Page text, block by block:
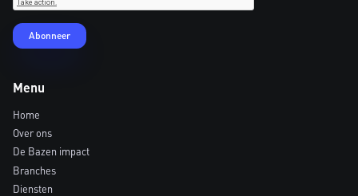
Menu
Home
Over ons
De Bazen impact
Branches
Diensten